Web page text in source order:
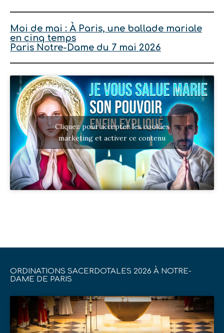
Moi de mai : À Paris, une ballade mariale
en cinq temps
Paris Notre-Dame du 7 mai 2026
Cliquez pour accepter les cookies
marketing et activer ce contenu
ORDINATIONS SACERDOTALES 2026 À NOTRE-
DAME DE PARIS